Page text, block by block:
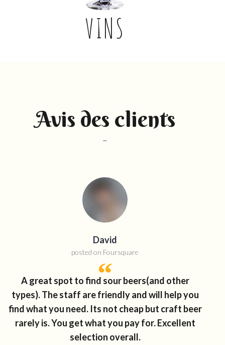
VINS
Avis des clients
–
David
posted on Foursquare
A great spot to find sour beers(and other
types). The staff are friendly and will help you
find what you need. Its not cheap but craft beer
rarely is. You get what you pay for. Excellent
selection overall.